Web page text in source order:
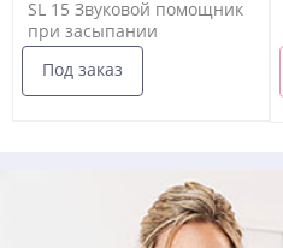
SL 15 Звуковой помощник
при засыпании
Под заказ